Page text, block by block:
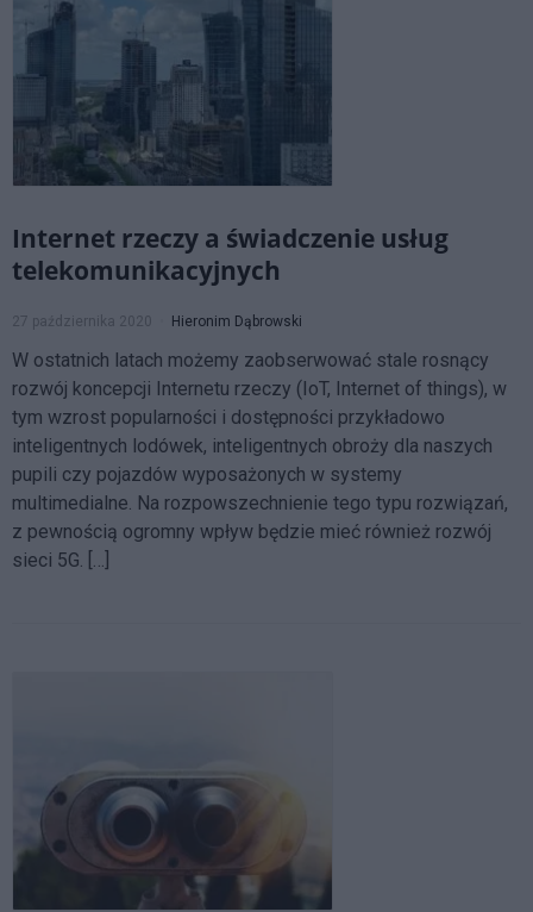
Internet rzeczy a świadczenie usług
telekomunikacyjnych
27 października 2020 Hieronim Dąbrowski
W ostatnich latach możemy zaobserwować stale rosnący
rozwój koncepcji Internetu rzeczy (IoT, Internet of things), w
tym wzrost popularności i dostępności przykładowo
inteligentnych lodówek, inteligentnych obroży dla naszych
pupili czy pojazdów wyposażonych w systemy
multimedialne. Na rozpowszechnienie tego typu rozwiązań,
z pewnością ogromny wpływ będzie mieć również rozwój
sieci 5G. […]